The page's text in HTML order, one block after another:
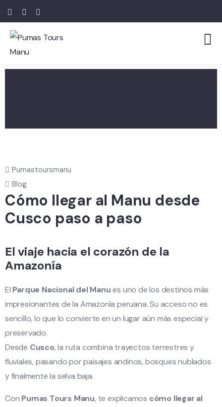
Pumastoursmanu
Blog
Cómo llegar al Manu desde
Cusco paso a paso
El viaje hacia el corazón de la
Amazonía
El Parque Nacional del Manues uno de los destinos más
impresionantes de la Amazonía peruana. Su acceso no es
sencillo, lo que lo convierte en un lugar aún más especial y
preservado.
Desde Cusco, la ruta combina trayectos terrestres y
fluviales, pasando por paisajes andinos, bosques nublados
y finalmente la selva baja.
Con Pumas Tours Manu, te explicamos cómo llegar al